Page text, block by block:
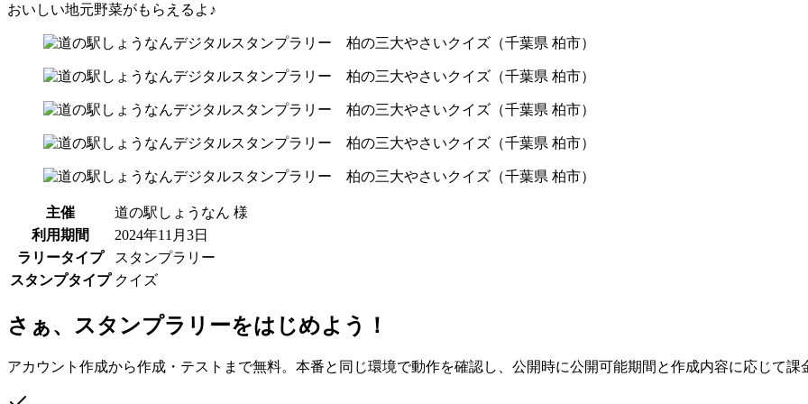
おいしい地元野菜がもらえるよ♪
主催
道の駅しょうなん 様
利用期間
2024年11月3日
ラリータイプ
スタンプラリー
スタンプタイプ クイズ
さぁ、スタンプラリーをはじめよう！
アカウント作成から作成・テストまで無料。本番と同じ環境で動作を確認し、公開時に公開可能期間と作成内容に応じて課